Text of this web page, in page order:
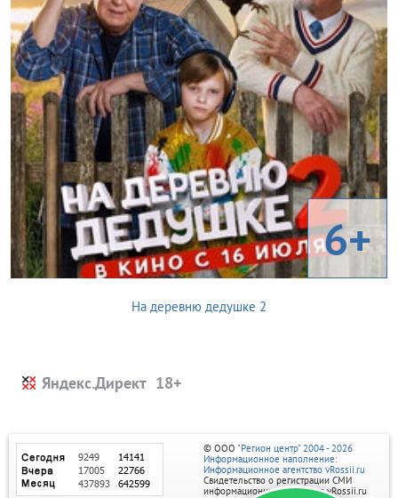
6+
На деревню дедушке 2
Яндекс.Директ
© ООО "Регион центр" 2004 - 2026
Информационное наполнение:
Информационное агентство vRossii.ru
Свидетельство о регистрации СМИ
информационного агентства vRossii.ru